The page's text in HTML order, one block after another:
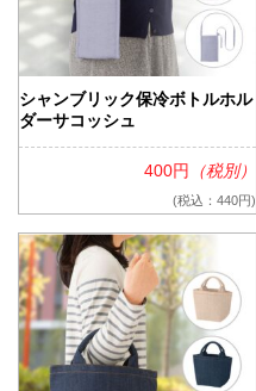
シャンブリック保冷ボトルホル
ダーサコッシュ
400円 （税別）
(税込：440円)